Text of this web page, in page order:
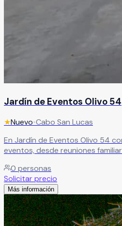
Jardín de Eventos Olivo 54
★Nuevo•Cabo San Lucas
En Jardín de Eventos Olivo 54
eventos, desde reuniones familiares hasta grandes celebraciones. Ideal para bodas,
0 personas
Solicitar precio
Más información